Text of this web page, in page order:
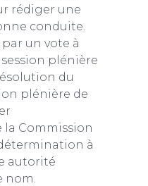
rédiger une
conduite.
un vote à
session plénière
du
plénière de
la Commission
à
autorité
nom.